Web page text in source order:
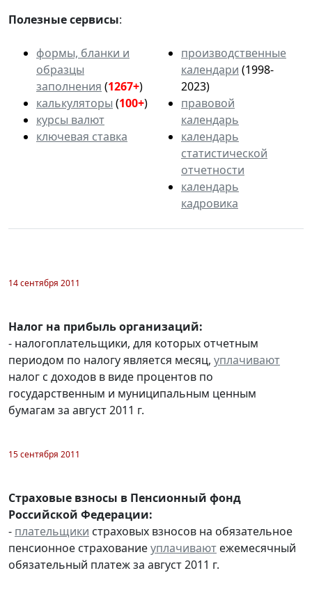
Полезные сервисы:
формы, бланки и
образцы
заполнения (1267+)
калькуляторы (100+)
курсы валют
ключевая ставка
производственные
календари (1998-
2023)
правовой
календарь
календарь
статистической
отчетности
календарь
кадровика
14 сентября 2011
Налог на прибыль организаций:
- налогоплательщики, для которых отчетным
периодом по налогу является месяц, уплачивают
налог с доходов в виде процентов по
государственным и муниципальным ценным
бумагам за август 2011 г.
15 сентября 2011
Страховые взносы в Пенсионный фонд
Российской Федерации:
- плательщики страховых взносов на обязательное
пенсионное страхованиеуплачивают ежемесячный
обязательный платеж за август 2011 г.